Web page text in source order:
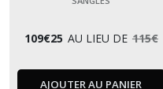
109€25 AU LIEU DE 115€
AJOUTER AU PANIER